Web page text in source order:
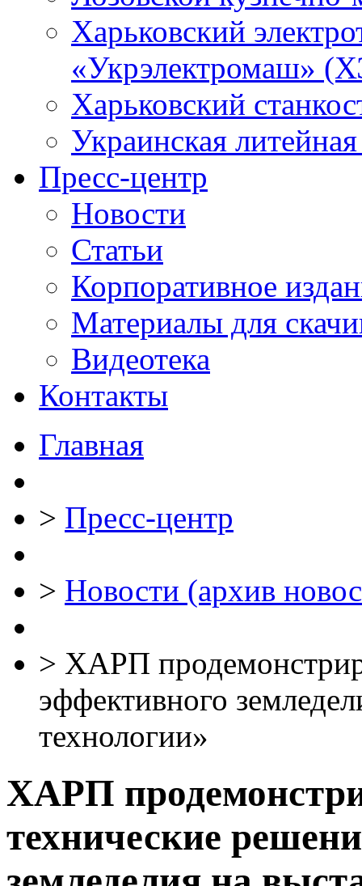
Харьковский
«Укрэлектромаш»
Харьковский
Украинская
Пресс-центр
Новости
Статьи
Корпоративное
Материалы для
Видеотека
Контакты
Главная
> Пресс-центр
> Новости (архив
> ХАРП
эффективного
технологии»
ХАРП
технические